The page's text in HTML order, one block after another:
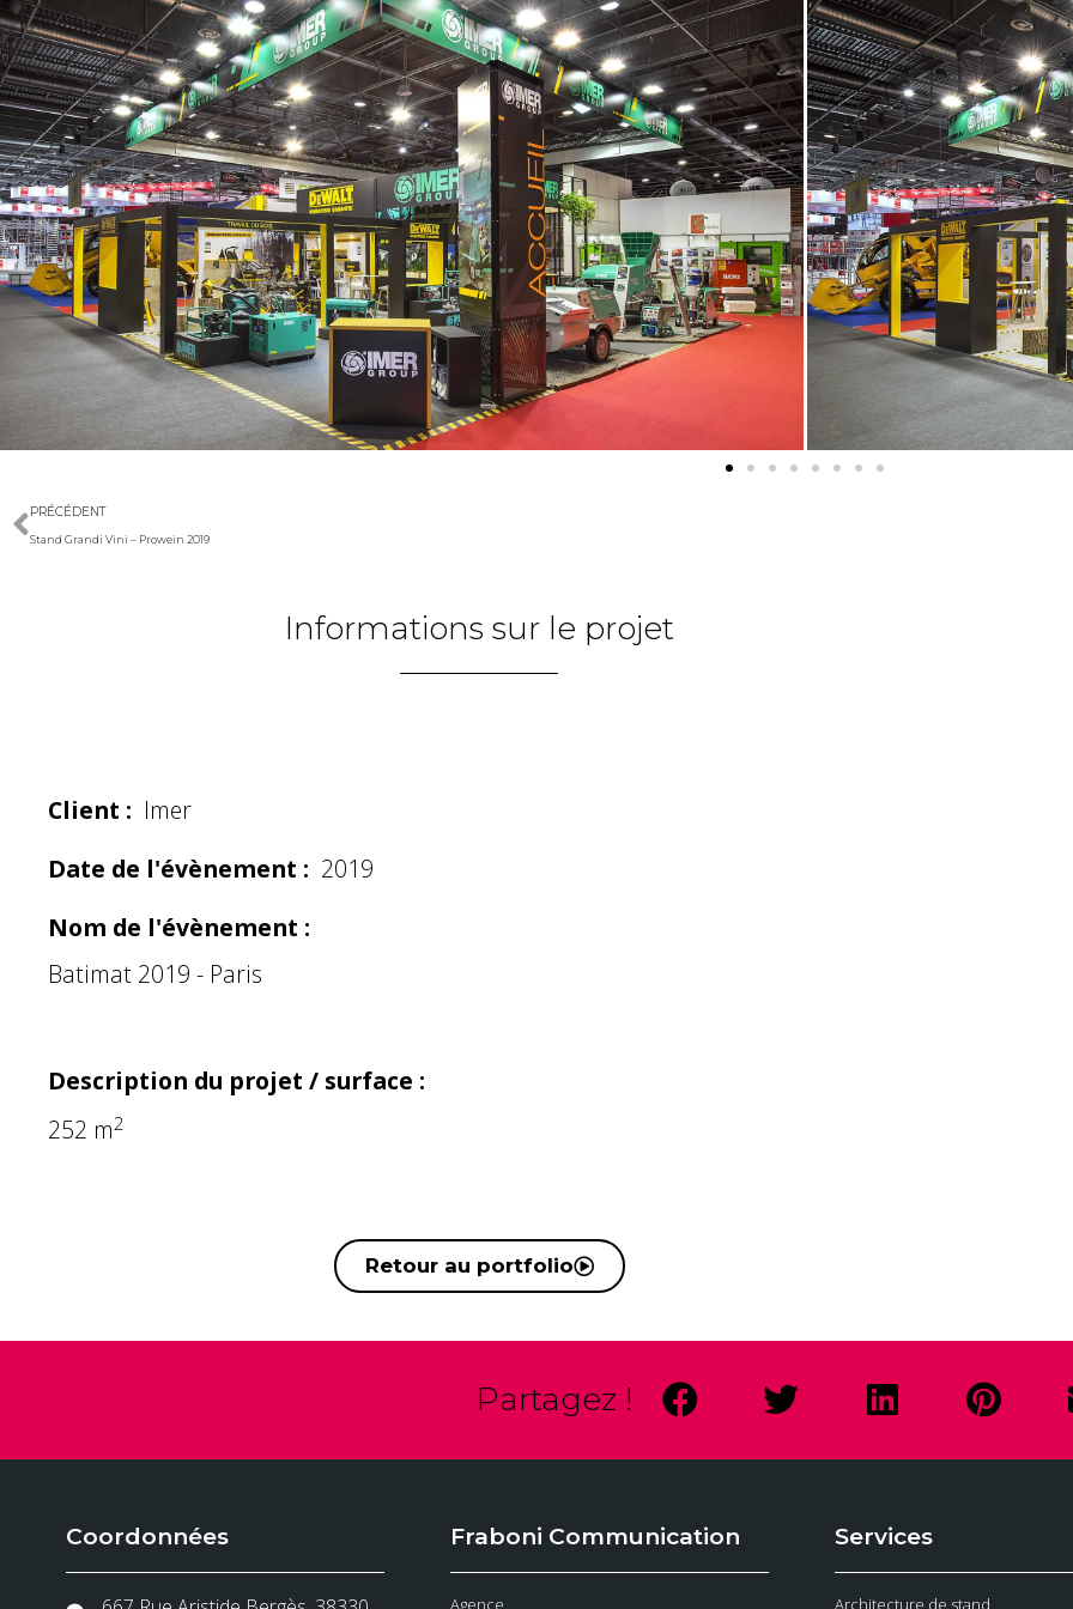
PRÉCÉDENT
Stand Grandi Vini – Prowein 2019
Informations sur le projet
Client : Imer
Date de l'évènement : 2019
Nom de l'évènement :
Batimat 2019 - Paris
Description du projet / surface :
252 m2
Retour au portfolio
Partagez !
Coordonnées Fraboni Communication
Agence
Services
Architecture de stand